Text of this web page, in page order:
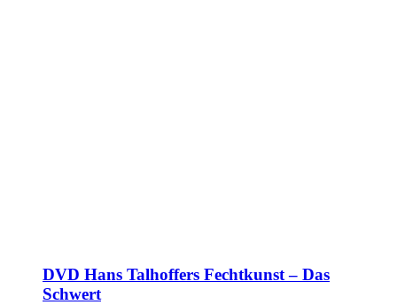
DVD Hans Talhoffers Fechtkunst – Das
Schwert